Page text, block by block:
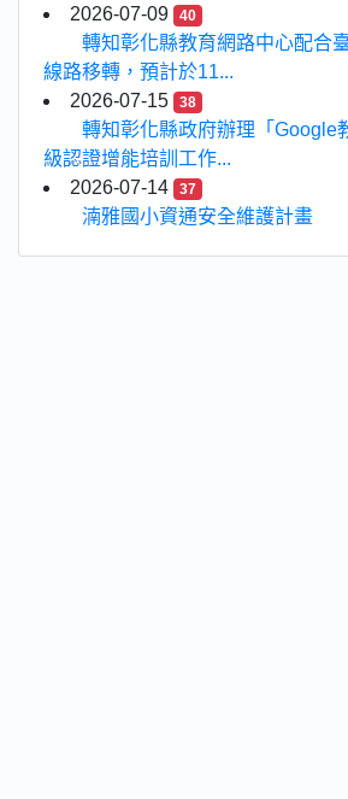
2026-07-09
40
轉知彰化縣教育網路中心配合
線路移轉，預計於11...
2026-07-15
38
轉知彰化縣政府辦理「Google
級認證增能培訓工作...
2026-07-14
37
湳雅國小資通安全維護計畫